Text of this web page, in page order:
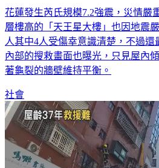
花蓮發生芮氏規模7.2強震，災情嚴
層樓高的「天王星大樓」也因地震
人其中4人受傷幸意識清楚，不過還
內部的搜救畫面也曝光，只見屋內
著龜裂的牆壁維持平衡。
社會